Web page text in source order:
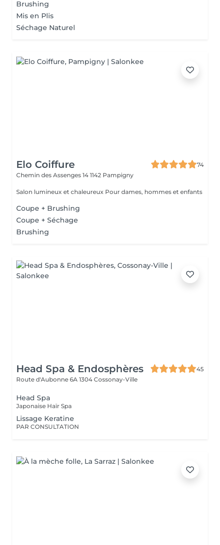
Brushing
Mis en Plis
Séchage Naturel
Elo Coiffure
74
Chemin des Assenges 14 1142 Pampigny
Salon lumineux et chaleureux Pour dames, hommes et enfants
Coupe + Brushing
Coupe + Séchage
Brushing
Head Spa & Endosphères
45
Route d'Aubonne 6A 1304 Cossonay-Ville
Head Spa
Japonaise Haïr Spa
Lissage Keratine
PAR CONSULTATION